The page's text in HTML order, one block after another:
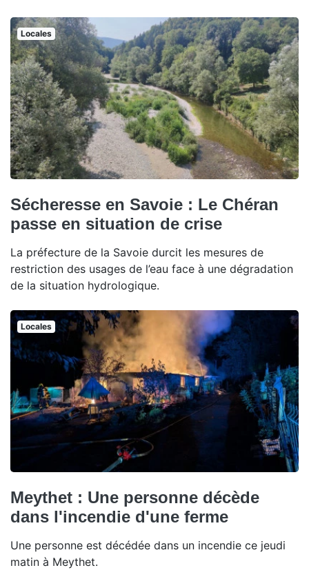
Locales
Sécheresse en Savoie : Le Chéran
passe en situation de crise
La préfecture de la Savoie durcit les mesures de
restriction des usages de l’eau face à une dégradation
de la situation hydrologique.
Locales
Meythet : Une personne décède
dans l'incendie d'une ferme
Une personne est décédée dans un incendie ce jeudi
matin à Meythet.